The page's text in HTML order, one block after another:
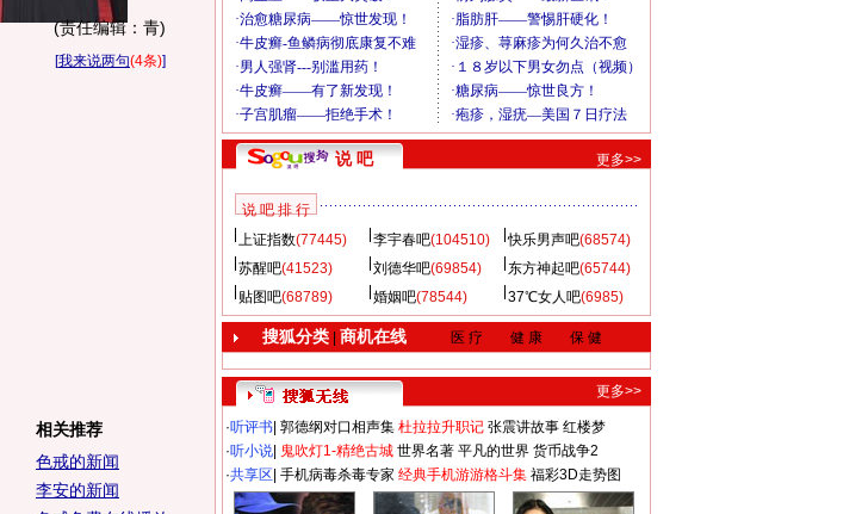
(责任编辑：青)
[我来说两句(4条)]
相关推荐
色戒的新闻
李安的新闻
说 吧 更多>>
说 吧 排 行
上证指数(77445) 李宇春吧(104510) 快乐男声吧(68574)
苏醒吧(41523) 刘德华吧(69854) 东方神起吧(65744)
贴图吧(68789) 婚姻吧(78544) 37℃女人吧(6985)
搜狐分类| 商机在线 医 疗 健 康 保 健
更多>>
·听评书 郭德纲对口相声集 杜拉拉升职记 张震讲故事 红楼梦
·听小说 鬼吹灯1-精绝古城 世界名著 平凡的世界 货币战争2
·共享区 手机病毒杀毒专家 经典手机游游格斗集 福彩3D走势图